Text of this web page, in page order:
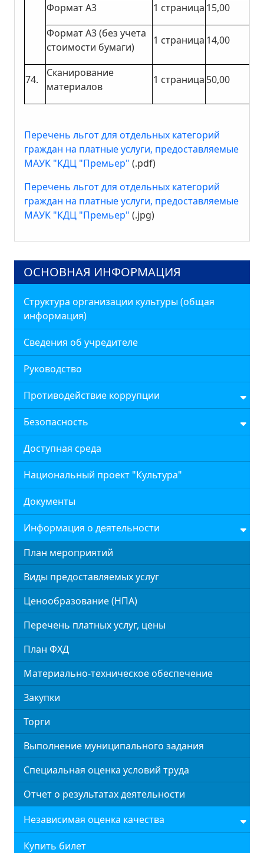
ОСНОВНАЯ ИНФОРМАЦИЯ
Структура организации культуры (общая
информация)
Сведения об учредителе
Руководство
Противодействие коррупции
Безопасность
Доступная среда
Национальный проект "Культура"
Документы
Информация о деятельности
План мероприятий
Виды предоставляемых услуг
Ценообразование (НПА)
Перечень платных услуг, цены
План ФХД
Материально-техническое обеспечение
Закупки
Торги
Выполнение муниципального задания
Специальная оценка условий труда
Отчет о результатах деятельности
Независимая оценка качества
Купить билет
Формат А3 1 страница 15,00
Формат А3 (без учета
стоимости бумаги)
1 страница 14,00
74.
Сканирование
материалов
1 страница 50,00
Перечень льгот для отдельных категорий
граждан на платные услуги, предоставляемые
МАУК "КДЦ "Премьер" (.pdf)
Перечень льгот для отдельных категорий
граждан на платные услуги, предоставляемые
МАУК "КДЦ "Премьер" (.jpg)